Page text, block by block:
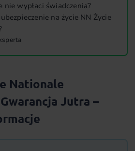
nie wypłaci świadczenia?
na życie NN Życie
Nationale
Jutra –